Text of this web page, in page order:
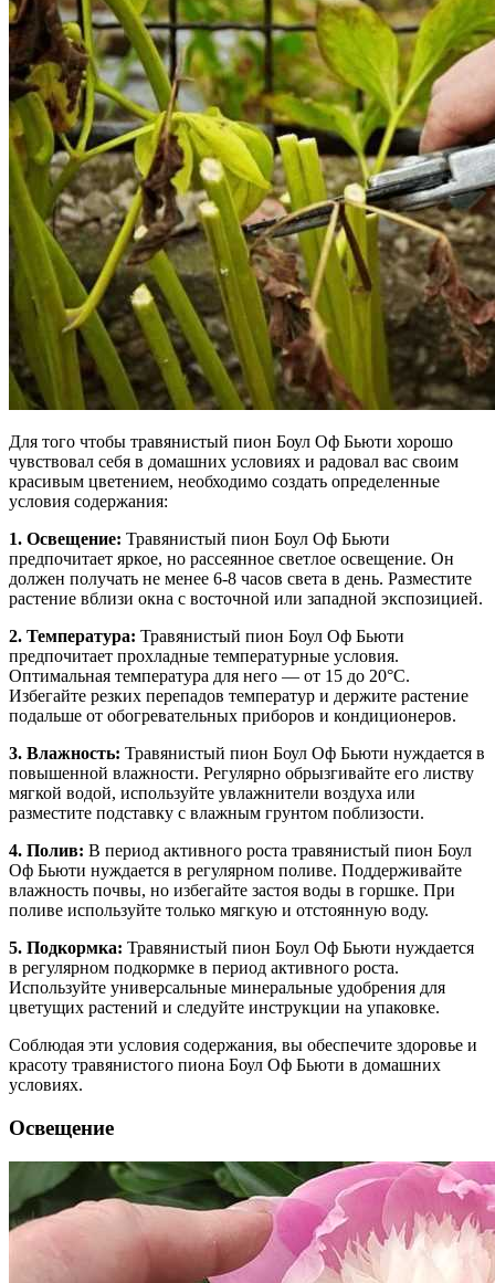
Для того чтобы травянистый пион Боул Оф Бьюти хорошо
чувствовал себя в домашних условиях и радовал вас своим
красивым цветением, необходимо создать определенные
условия содержания:
1. Освещение: Травянистый пион Боул Оф Бьюти
предпочитает яркое, но рассеянное светлое освещение. Он
должен получать не менее 6-8 часов света в день. Разместите
растение вблизи окна с восточной или западной экспозицией.
2. Температура: Травянистый пион Боул Оф Бьюти
предпочитает прохладные температурные условия.
Оптимальная температура для него — от 15 до 20°C.
Избегайте резких перепадов температур и держите растение
подальше от обогревательных приборов и кондиционеров.
3. Влажность: Травянистый пион Боул Оф Бьюти нуждается в
повышенной влажности. Регулярно обрызгивайте его листву
мягкой водой, используйте увлажнители воздуха или
разместите подставку с влажным грунтом поблизости.
4. Полив: В период активного роста травянистый пион Боул
Оф Бьюти нуждается в регулярном поливе. Поддерживайте
влажность почвы, но избегайте застоя воды в горшке. При
поливе используйте только мягкую и отстоянную воду.
5. Подкормка: Травянистый пион Боул Оф Бьюти нуждается
в регулярном подкормке в период активного роста.
Используйте универсальные минеральные удобрения для
цветущих растений и следуйте инструкции на упаковке.
Соблюдая эти условия содержания, вы обеспечите здоровье и
красоту травянистого пиона Боул Оф Бьюти в домашних
условиях.
Освещение